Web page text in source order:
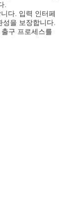
.
다. 입력 인터페
을 보장합니다.
구 프로세스를